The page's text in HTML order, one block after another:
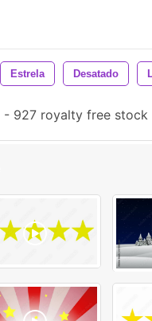
Estrela Desatado
- 927 royalty free stock